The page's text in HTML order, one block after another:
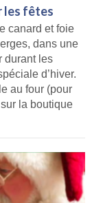
les fêtes
canard et foie
dans une
durant les
d’hiver.
au four (pour
la boutique